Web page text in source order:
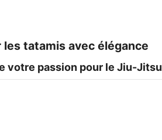
tatamis avec élégance
votre passion pour le Jiu-Jitsu